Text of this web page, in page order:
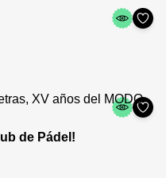
de Pádel!